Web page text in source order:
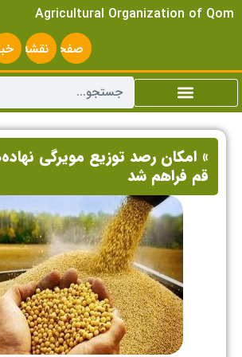
Agricultural Organization of Qom
صفحه
اصلی
نقشه
سایت
» امکان رصد توزیع مویرگی
قم فراهم شد